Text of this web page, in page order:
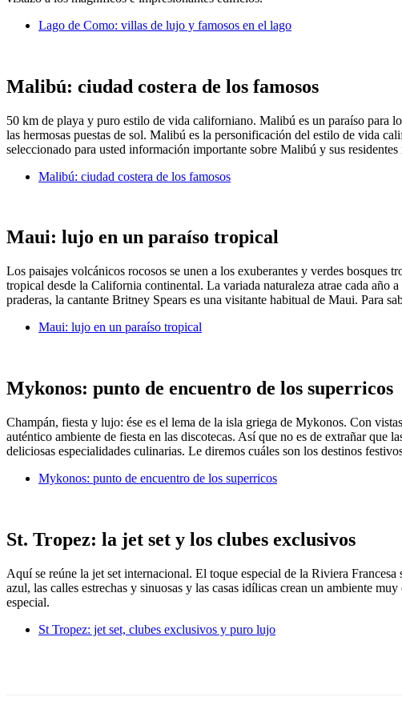
Lago de Como: villas de lujo y famosos en el lago
Malibú: ciudad costera de los famosos
50 km de playa y puro estilo de vida californiano. Malibú es un paraíso para
las hermosas puestas de sol. Malibú es la personificación del estilo de vida
seleccionado para usted información importante sobre Malibú y sus residentes
Malibú: ciudad costera de los famosos
Maui: lujo en un paraíso tropical
Los paisajes volcánicos rocosos se unen a los exuberantes y verdes bosques
tropical desde la California continental. La variada naturaleza atrae cada año
praderas, la cantante Britney Spears es una visitante habitual de Maui. Para
Maui: lujo en un paraíso tropical
Mykonos: punto de encuentro de los superricos
Champán, fiesta y lujo: ése es el lema de la isla griega de Mykonos. Con
auténtico ambiente de fiesta en las discotecas. Así que no es de extrañar
deliciosas especialidades culinarias. Le diremos cuáles son los destinos
Mykonos: punto de encuentro de los superricos
St. Tropez: la jet set y los clubes exclusivos
Aquí se reúne la jet set internacional. El toque especial de la Riviera
azul, las calles estrechas y sinuosas y las casas idílicas crean un ambiente
especial.
St Tropez: jet set, clubes exclusivos y puro lujo